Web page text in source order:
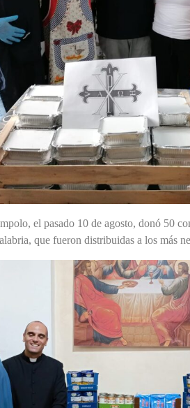
el pasado 10 de agosto, donó 50
que fueron distribuidas a los más